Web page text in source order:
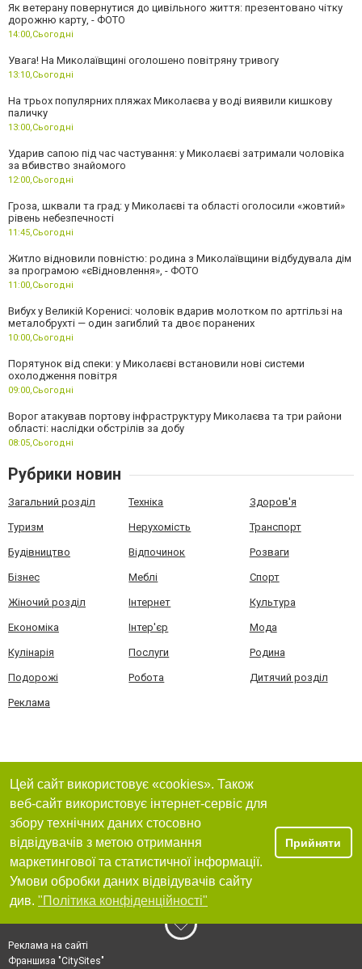
Як ветерану повернутися до цивільного життя: презентовано чітку
дорожню карту, - ФОТО
14:00, Сьогодні
Увага! На Миколаївщині оголошено повітряну тривогу
13:10, Сьогодні
На трьох популярних пляжах Миколаєва у воді виявили кишкову
паличку
13:00, Сьогодні
Ударив сапою під час частування: у Миколаєві затримали чоловіка
за вбивство знайомого
12:00, Сьогодні
Гроза, шквали та град: у Миколаєві та області оголосили «жовтий»
рівень небезпечності
11:45, Сьогодні
Житло відновили повністю: родина з Миколаївщини відбудувала дім
за програмою «єВідновлення», - ФОТО
11:00, Сьогодні
Вибух у Великій Коренисі: чоловік вдарив молотком по артгільзі на
металобрухті — один загиблий та двоє поранених
10:00, Сьогодні
Порятунок від спеки: у Миколаєві встановили нові системи
охолодження повітря
09:00, Сьогодні
Ворог атакував портову інфраструктуру Миколаєва та три райони
області: наслідки обстрілів за добу
08:05, Сьогодні
Рубрики новин
Загальний розділ Техніка Здоров'я
Туризм Нерухомість Транспорт
Будівництво Відпочинок Розваги
Бізнес Меблі Спорт
Жіночий розділ Інтернет Культура
Економіка Інтер'єр Мода
Кулінарія Послуги Родина
Подорожі Робота Дитячий розділ
Реклама
Цей сайт використовує «cookies». Також
веб-сайт використовує інтернет-сервіс для
збору технічних даних стосовно
відвідувачів з метою отримання
маркетингової та статистичної інформації.
Умови обробки даних відвідувачів сайту
див. "Політика конфіденційності"
Прийняти
Реклама на сайті
Франшиза "CitySites"